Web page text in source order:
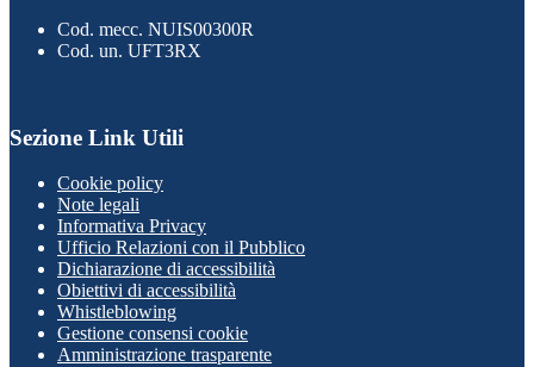
Cod. mecc. NUIS00300R
Cod. un. UFT3RX
Sezione Link Utili
Cookie policy
Note legali
Informativa Privacy
Ufficio Relazioni con il Pubblico
Dichiarazione di accessibilità
Obiettivi di accessibilità
Whistleblowing
Gestione consensi cookie
Amministrazione trasparente